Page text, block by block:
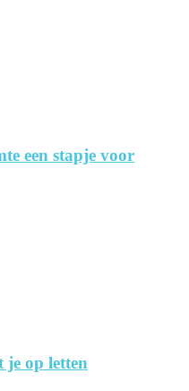
een stapje voor
je op letten